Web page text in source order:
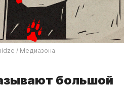
/ Медиазона
большой